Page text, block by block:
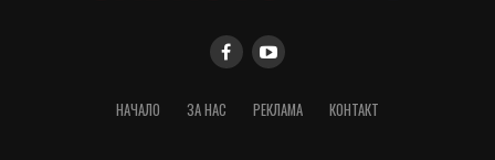
НАЧАЛО ЗА НАС РЕКЛАМА КОНТАКТ